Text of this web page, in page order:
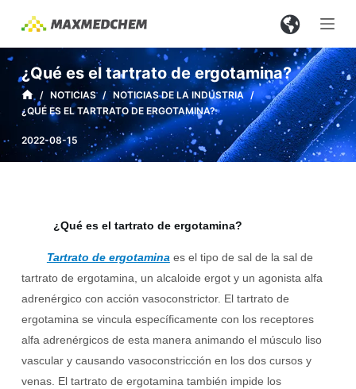
t
r
a
l
n
d
o
¿Qué es el tartrato de ergotamina?
/ NOTICIAS / NOTICIAS DE LA INDUSTRIA /
¿QUÉ ES EL TARTRATO DE ERGOTAMINA?
2022-08-15
¿Qué es el tartrato de ergotamina?
Tartrato de ergotaminaes el tipo de sal de la sal de
tartrato de ergotamina, un alcaloide ergot y un agonista alfa
adrenérgico con acción vasoconstrictor. El tartrato de
ergotamina se vincula específicamente con los receptores
alfa adrenérgicos de esta manera animando el músculo liso
vascular y causando vasoconstricción en los dos cursos y
venas. El tartrato de ergotamina también impide los